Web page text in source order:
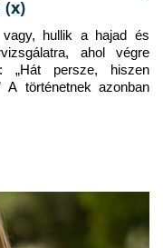
hullik a hajad és
ahol végre
„Hát persze, hiszen
A történetnek azonban